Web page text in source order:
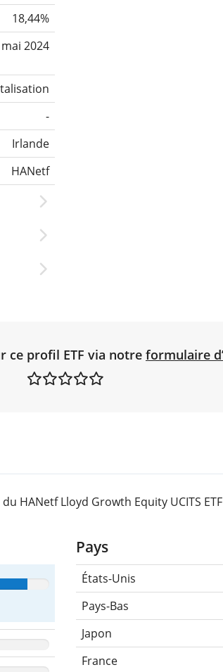
18,44%
2024
-
Irlande
HANetf
ce profil ETF via notre formulaire
HANetf Lloyd Growth Equity UCITS
Pays
États-Unis
Pays-Bas
Japon
France